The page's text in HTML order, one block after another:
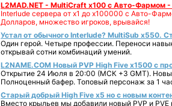
L2MAD.NET - MultiCraft x100 с Авто-Фармом
Interlude сервера от х1 до х100000 с Авто-
Долларов, множество игроков, врывайся!
Устал от обычного Interlude? MultiSub x550.
Один герой. Четыре профессии. Переноси
открывай сотни комбинаций умений.
L2NAME.COM Новый PVP High Five x1500 с
Открытие 24 Июля в 20:00 (МСК +3 GMT).
Полноценный бафер. Топовый персонаж за 1
Старый добрый High Five x5 но с новым
Вместо крыльев мы добавили новый PVP и PVE